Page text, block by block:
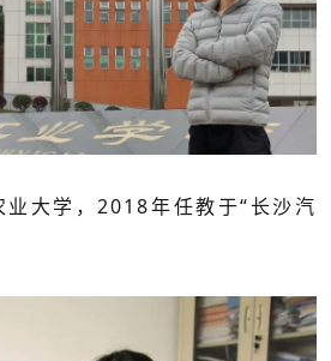
大学， 2018年任教于“长沙汽